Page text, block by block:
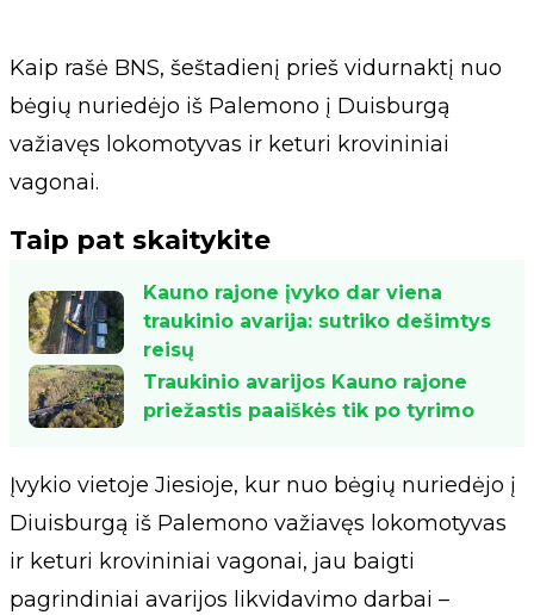
Kaip rašė BNS, šeštadienį prieš vidurnaktį nuo
bėgių nuriedėjo iš Palemono į Duisburgą
važiavęs lokomotyvas ir keturi krovininiai
vagonai.
Taip pat skaitykite
Kauno rajone įvyko dar viena
traukinio avarija: sutriko dešimtys
reisų
Traukinio avarijos Kauno rajone
priežastis paaiškės tik po tyrimo
Įvykio vietoje Jiesioje, kur nuo bėgių nuriedėjo į
Diuisburgą iš Palemono važiavęs lokomotyvas
ir keturi krovininiai vagonai, jau baigti
pagrindiniai avarijos likvidavimo darbai –